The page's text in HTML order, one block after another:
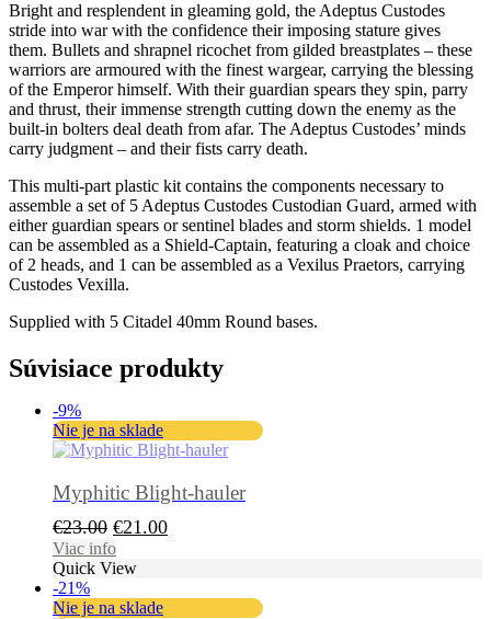
Bright and resplendent in gleaming gold, the Adeptus Custodes
stride into war with the confidence their imposing stature gives
them. Bullets and shrapnel ricochet from gilded breastplates – these
warriors are armoured with the finest wargear, carrying the blessing
of the Emperor himself. With their guardian spears they spin, parry
and thrust, their immense strength cutting down the enemy as the
built-in bolters deal death from afar. The Adeptus Custodes’ minds
carry judgment – and their fists carry death.
This multi-part plastic kit contains the components necessary to
assemble a set of 5 Adeptus Custodes Custodian Guard, armed with
either guardian spears or sentinel blades and storm shields. 1 model
can be assembled as a Shield-Captain, featuring a cloak and choice
of 2 heads, and 1 can be assembled as a Vexilus Praetors, carrying
Custodes Vexilla.
Supplied with 5 Citadel 40mm Round bases.
Súvisiace produkty
-9%
Nie je na sklade
Myphitic Blight-hauler
€23.00 Pôvodná
cena
bola:
€23.00.
€21.00Aktuálna
€21.00.
Viac info
Quick View
-21%
Nie je na sklade